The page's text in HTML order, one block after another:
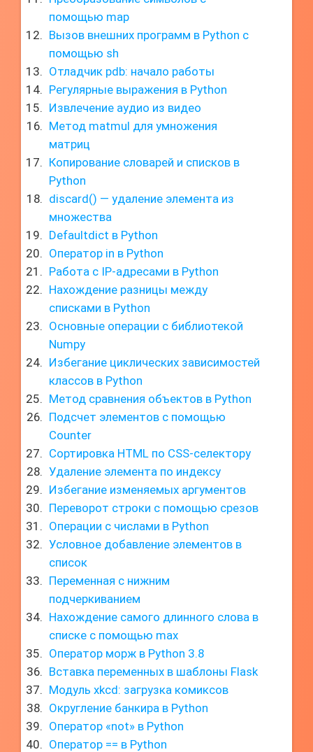
помощью map
Вызов внешних программ в Python с
помощью sh
Отладчик pdb: начало работы
Регулярные выражения в Python
Извлечение аудио из видео
Метод matmul для умножения
матриц
Копирование словарей и списков в
Python
discard() — удаление элемента из
множества
Defaultdict в Python
Оператор in в Python
Работа с IP-адресами в Python
Нахождение разницы между
списками в Python
Основные операции с библиотекой
Numpy
Избегание циклических зависимостей
классов в Python
Метод сравнения объектов в Python
Подсчет элементов с помощью
Counter
Сортировка HTML по CSS-селектору
Удаление элемента по индексу
Избегание изменяемых аргументов
Переворот строки с помощью срезов
Операции с числами в Python
Условное добавление элементов в
список
Переменная с нижним
подчеркиванием
Нахождение самого длинного слова в
списке с помощью max
Оператор морж в Python 3.8
Вставка переменных в шаблоны Flask
Модуль xkcd: загрузка комиксов
Округление банкира в Python
Оператор «not» в Python
Оператор == в Python